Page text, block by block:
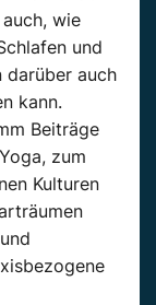
wie
und
darüber auch
kann.
Beiträge
zum
Kulturen